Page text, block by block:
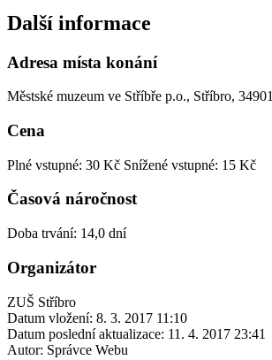
Další informace
Adresa místa konání
Městské muzeum ve Stříbře p.o., Stříbro, 34901
Cena
Plné vstupné: 30 Kč Snížené vstupné: 15 Kč
Časová náročnost
Doba trvání: 14,0 dní
Organizátor
ZUŠ Stříbro
Datum vložení: 8. 3. 2017 11:10
Datum poslední aktualizace: 11. 4. 2017 23:41
Autor: Správce Webu